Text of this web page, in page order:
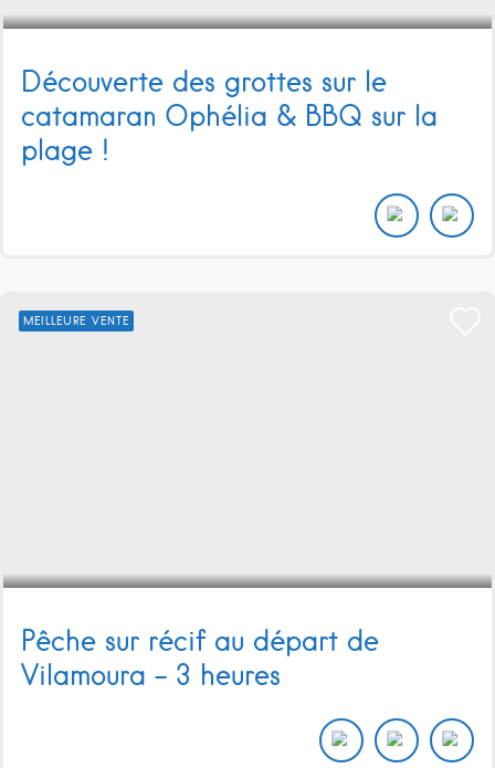
Découverte des grottes sur le
catamaran Ophélia & BBQ sur la
plage !
MEILLEURE VENTE
Pêche sur récif au départ de
Vilamoura – 3 heures